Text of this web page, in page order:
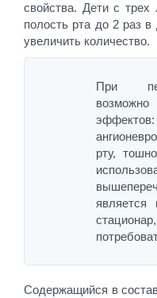
свойства. Дети с трех
полость рта до 2 раз
увеличить количество.
При
рту,
Содержащийся в